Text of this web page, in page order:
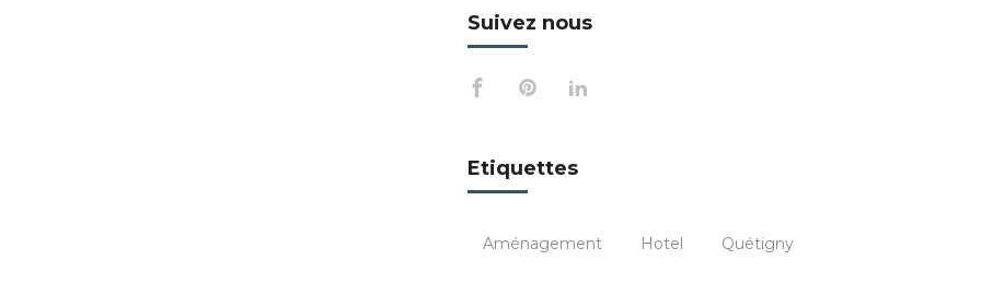
Suivez nous
Etiquettes
Aménagement Hotel Quétigny